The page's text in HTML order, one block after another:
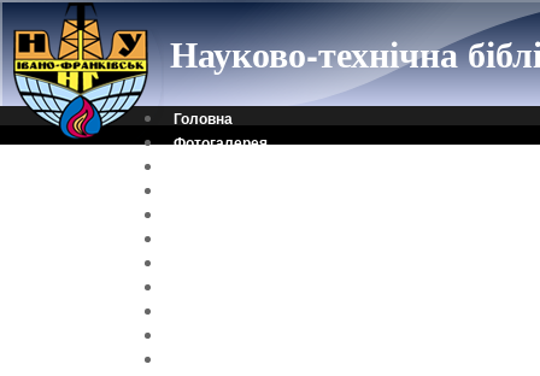
Науково-технічна
Головна
Фотогалерея